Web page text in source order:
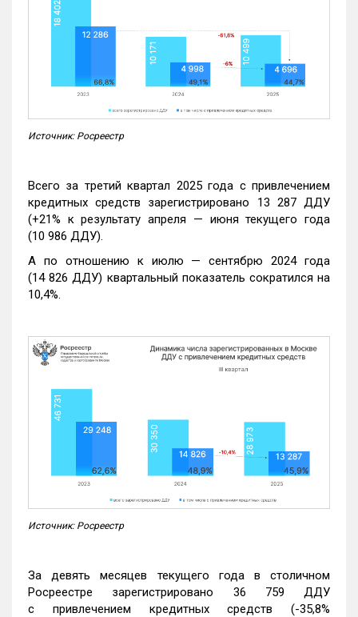
Источник: Росреестр
Всего за третий квартал 2025 года с привлечением
кредитных средств зарегистрировано 13 287 ДДУ
(+21% к результату апреля — июня текущего года
(10 986 ДДУ).
А по отношению к июлю — сентябрю 2024 года
(14 826 ДДУ) квартальный показатель сократился на
10,4%.
Источник: Росреестр
За девять месяцев текущего года в столичном
Росреестре зарегистрировано 36 759 ДДУ
с привлечением кредитных средств (-35,8%